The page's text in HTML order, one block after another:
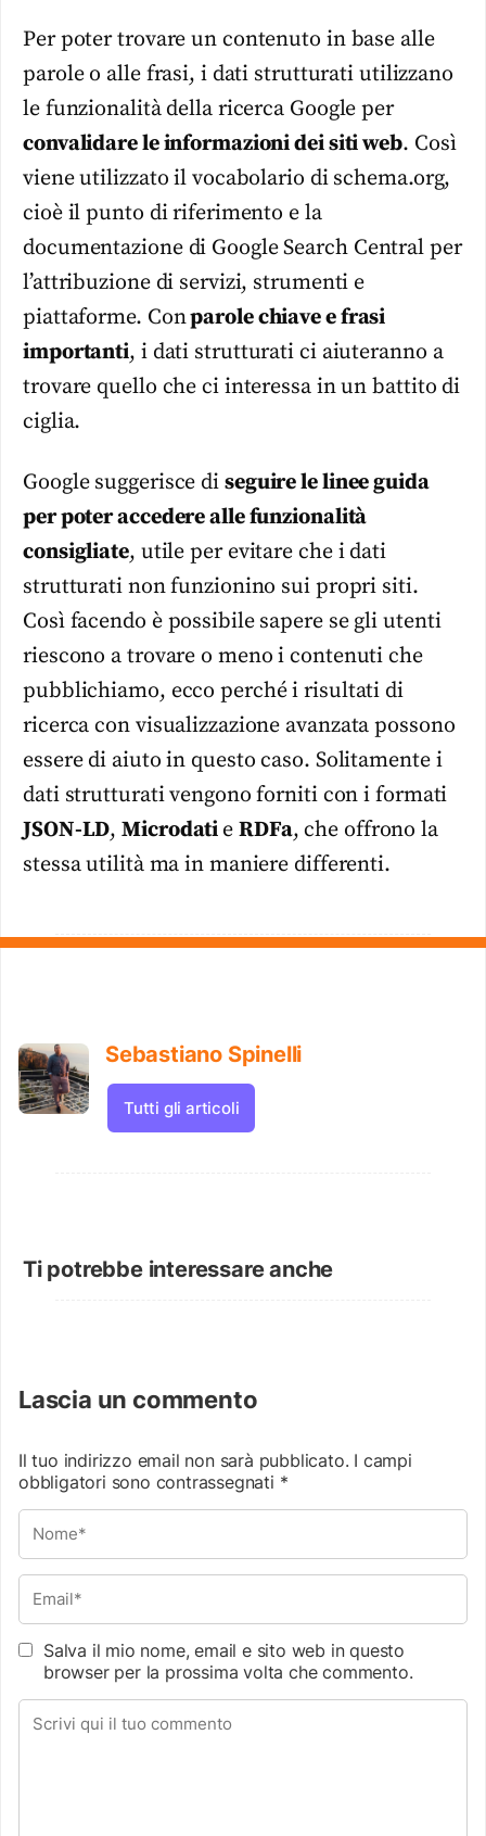
Per poter trovare un contenuto in base alle
parole o alle frasi, i dati strutturati utilizzano
le funzionalità della ricerca Google per
convalidare le informazioni dei siti web. Così
viene utilizzato il vocabolario di schema.org,
cioè il punto di riferimento e la
documentazione di Google Search Central per
l’attribuzione di servizi, strumenti e
piattaforme. Conparole chiave e frasi
importanti, i dati strutturati ci aiuteranno a
trovare quello che ci interessa in un battito di
ciglia.
Google suggerisce di seguire le linee guida
per poter accedere alle funzionalità
consigliate, utile per evitare che i dati
strutturati non funzionino sui propri siti.
Così facendo è possibile sapere se gli utenti
riescono a trovare o meno i contenuti che
pubblichiamo, ecco perché i risultati di
ricerca con visualizzazione avanzata possono
essere di aiuto in questo caso. Solitamente i
dati strutturati vengono forniti con i formati
JSON-LD,Microdati e RDFa, che offrono la
stessa utilità ma in maniere differenti.
Sebastiano Spinelli
Tutti gli articoli
Ti potrebbe interessare anche
Lascia un commento
Il tuo indirizzo email non sarà pubblicato. I campi
obbligatori sono contrassegnati *
Salva il mio nome, email e sito web in questo
browser per la prossima volta che commento.